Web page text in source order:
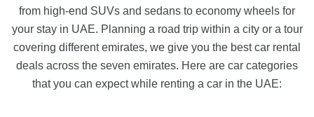
from high-end SUVs and sedans to economy wheels for
your stay in UAE. Planning a road trip within a city or a tour
covering different emirates, we give you the best car rental
deals across the seven emirates. Here are car categories
that you can expect while renting a car in the UAE: